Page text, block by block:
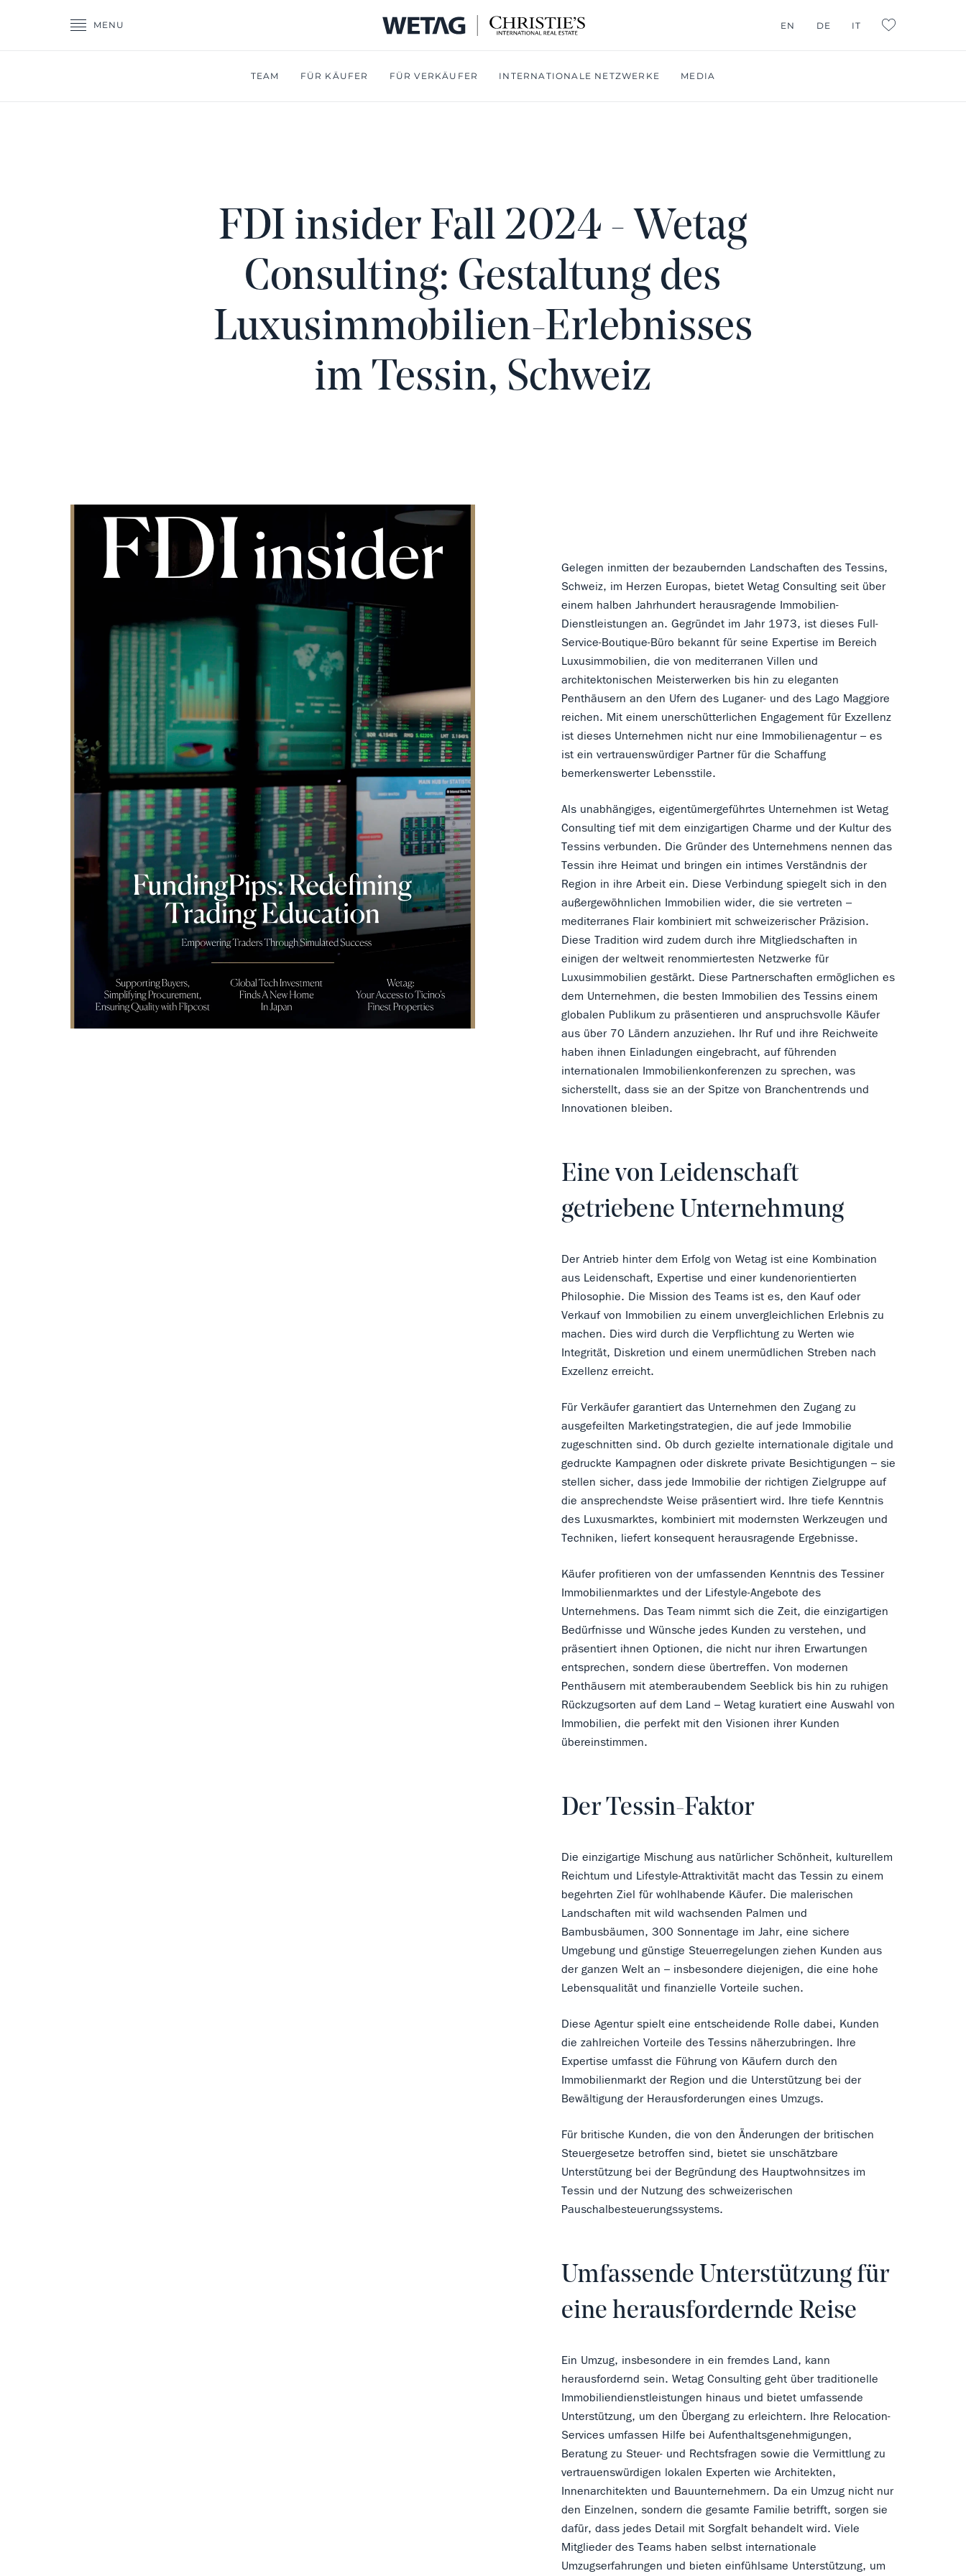
MENU EN DE IT
TEAM FÜR KÄUFER FÜR VERKÄUFER INTERNATIONALE NETZWERKE MEDIA
FDI insider Fall 2024 - Wetag
Consulting: Gestaltung des
Luxusimmobilien-Erlebnisses
im Tessin, Schweiz
Gelegen inmitten der bezaubernden Landschaften des Tessins,
Schweiz, im Herzen Europas, bietet Wetag Consulting seit über
einem halben Jahrhundert herausragende Immobilien-
Dienstleistungen an. Gegründet im Jahr 1973, ist dieses Full-
Service-Boutique-Büro bekannt für seine Expertise im Bereich
Luxusimmobilien, die von mediterranen Villen und
architektonischen Meisterwerken bis hin zu eleganten
Penthäusern an den Ufern des Luganer- und des Lago Maggiore
reichen. Mit einem unerschütterlichen Engagement für Exzellenz
ist dieses Unternehmen nicht nur eine Immobilienagentur – es
ist ein vertrauenswürdiger Partner für die Schaffung
bemerkenswerter Lebensstile.
Als unabhängiges, eigentümergeführtes Unternehmen ist Wetag
Consulting tief mit dem einzigartigen Charme und der Kultur des
Tessins verbunden. Die Gründer des Unternehmens nennen das
Tessin ihre Heimat und bringen ein intimes Verständnis der
Region in ihre Arbeit ein. Diese Verbindung spiegelt sich in den
außergewöhnlichen Immobilien wider, die sie vertreten –
mediterranes Flair kombiniert mit schweizerischer Präzision.
Diese Tradition wird zudem durch ihre Mitgliedschaften in
einigen der weltweit renommiertesten Netzwerke für
Luxusimmobilien gestärkt. Diese Partnerschaften ermöglichen es
dem Unternehmen, die besten Immobilien des Tessins einem
globalen Publikum zu präsentieren und anspruchsvolle Käufer
aus über 70 Ländern anzuziehen. Ihr Ruf und ihre Reichweite
haben ihnen Einladungen eingebracht, auf führenden
internationalen Immobilienkonferenzen zu sprechen, was
sicherstellt, dass sie an der Spitze von Branchentrends und
Innovationen bleiben.
Eine von Leidenschaft
getriebene Unternehmung
Der Antrieb hinter dem Erfolg von Wetag ist eine Kombination
aus Leidenschaft, Expertise und einer kundenorientierten
Philosophie. Die Mission des Teams ist es, den Kauf oder
Verkauf von Immobilien zu einem unvergleichlichen Erlebnis zu
machen. Dies wird durch die Verpflichtung zu Werten wie
Integrität, Diskretion und einem unermüdlichen Streben nach
Exzellenz erreicht.
Für Verkäufer garantiert das Unternehmen den Zugang zu
ausgefeilten Marketingstrategien, die auf jede Immobilie
zugeschnitten sind. Ob durch gezielte internationale digitale und
gedruckte Kampagnen oder diskrete private Besichtigungen – sie
stellen sicher, dass jede Immobilie der richtigen Zielgruppe auf
die ansprechendste Weise präsentiert wird. Ihre tiefe Kenntnis
des Luxusmarktes, kombiniert mit modernsten Werkzeugen und
Techniken, liefert konsequent herausragende Ergebnisse.
Käufer profitieren von der umfassenden Kenntnis des Tessiner
Immobilienmarktes und der Lifestyle-Angebote des
Unternehmens. Das Team nimmt sich die Zeit, die einzigartigen
Bedürfnisse und Wünsche jedes Kunden zu verstehen, und
präsentiert ihnen Optionen, die nicht nur ihren Erwartungen
entsprechen, sondern diese übertreffen. Von modernen
Penthäusern mit atemberaubendem Seeblick bis hin zu ruhigen
Rückzugsorten auf dem Land – Wetag kuratiert eine Auswahl von
Immobilien, die perfekt mit den Visionen ihrer Kunden
übereinstimmen.
Der Tessin-Faktor
Die einzigartige Mischung aus natürlicher Schönheit, kulturellem
Reichtum und Lifestyle-Attraktivität macht das Tessin zu einem
begehrten Ziel für wohlhabende Käufer. Die malerischen
Landschaften mit wild wachsenden Palmen und
Bambusbäumen, 300 Sonnentage im Jahr, eine sichere
Umgebung und günstige Steuerregelungen ziehen Kunden aus
der ganzen Welt an – insbesondere diejenigen, die eine hohe
Lebensqualität und finanzielle Vorteile suchen.
Diese Agentur spielt eine entscheidende Rolle dabei, Kunden
die zahlreichen Vorteile des Tessins näherzubringen. Ihre
Expertise umfasst die Führung von Käufern durch den
Immobilienmarkt der Region und die Unterstützung bei der
Bewältigung der Herausforderungen eines Umzugs.
Für britische Kunden, die von den Änderungen der britischen
Steuergesetze betroffen sind, bietet sie unschätzbare
Unterstützung bei der Begründung des Hauptwohnsitzes im
Tessin und der Nutzung des schweizerischen
Pauschalbesteuerungssystems.
Umfassende Unterstützung für
eine herausfordernde Reise
Ein Umzug, insbesondere in ein fremdes Land, kann
herausfordernd sein. Wetag Consulting geht über traditionelle
Immobiliendienstleistungen hinaus und bietet umfassende
Unterstützung, um den Übergang zu erleichtern. Ihre Relocation-
Services umfassen Hilfe bei Aufenthaltsgenehmigungen,
Beratung zu Steuer- und Rechtsfragen sowie die Vermittlung zu
vertrauenswürdigen lokalen Experten wie Architekten,
Innenarchitekten und Bauunternehmern. Da ein Umzug nicht nur
den Einzelnen, sondern die gesamte Familie betrifft, sorgen sie
dafür, dass jedes Detail mit Sorgfalt behandelt wird. Viele
Mitglieder des Teams haben selbst internationale
Umzugserfahrungen und bieten einfühlsame Unterstützung, um